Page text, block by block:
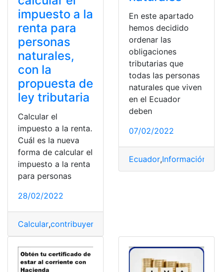
impuesto a la
renta para
personas
naturales,
con la
propuesta de
ley tributaria
Calcular el
impuesto a la renta.
Cuál es la nueva
forma de calcular el
impuesto a la renta
para personas
28/02/2022
Calcular,contribuyente
En este apartado
hemos decidido
ordenar las
obligaciones
tributarias que
todas las personas
naturales que viven
en el Ecuador
deben
07/02/2022
Ecuador,Información